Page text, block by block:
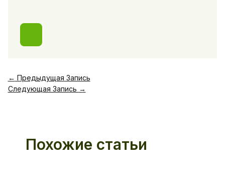
← Предыдущая Запись
Следующая Запись →
Похожие статьи